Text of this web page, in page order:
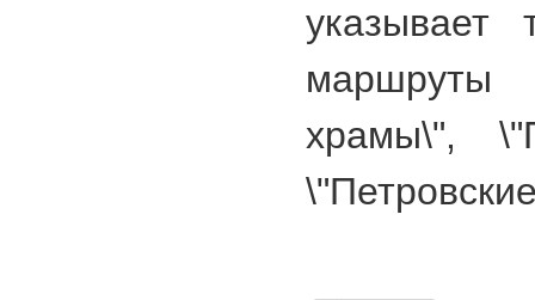
указывает
храмы\",